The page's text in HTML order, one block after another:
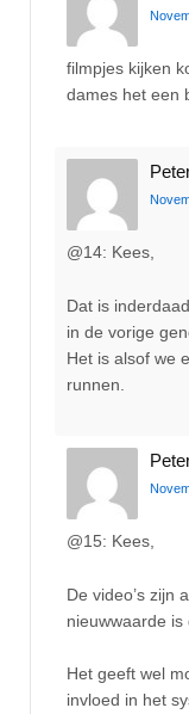
filmpjes kijken
dames het een
@14: Kees,
Dat is
in de vorige
Het is alsof we
runnen.
@15: Kees,
De video’s zijn
nieuwwaarde is
Het geeft wel
invloed in het